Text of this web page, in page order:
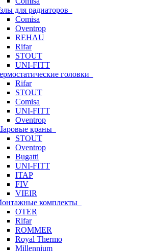
для радиаторов
Comisa
Oventrop
REHAU
Rifar
STOUT
UNI-FITT
головки
Rifar
STOUT
Comisa
UNI-FITT
Oventrop
краны
STOUT
Oventrop
Bugatti
UNI-FITT
ITAP
FIV
VIEIR
комплекты
OTER
Rifar
ROMMER
Royal Thermo
Millennium